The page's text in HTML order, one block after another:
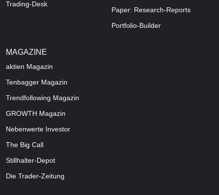
Trading-Desk
Paper: Research-Reports
Portfolio-Builder
MAGAZINE
aktien Magazin
Tenbagger Magazin
Trendfollowing Magazin
GROWTH Magazin
Nebenwerte Investor
The Big Call
Stillhalter-Depot
Die Trader-Zeitung